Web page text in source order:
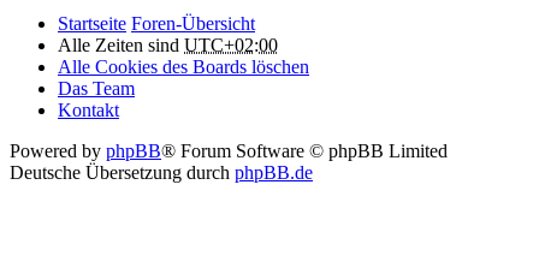
Startseite Foren-Übersicht
Alle Zeiten sind UTC+02:00
Alle Cookies des Boards löschen
Das Team
Kontakt
Powered by phpBB® Forum Software © phpBB Limited
Deutsche Übersetzung durch phpBB.de